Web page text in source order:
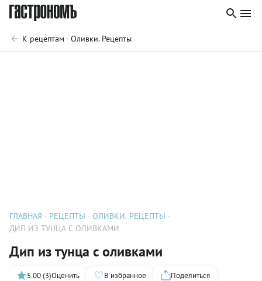
К рецептам - Оливки. Рецепты
ГЛАВНАЯ РЕЦЕПТЫ
ОЛИВКИ. РЕЦЕПТЫ
ДИП ИЗ ТУНЦА С ОЛИВКАМИ
Дип из тунца с оливками
5.00 (3)Оценить В избранное
Поделиться